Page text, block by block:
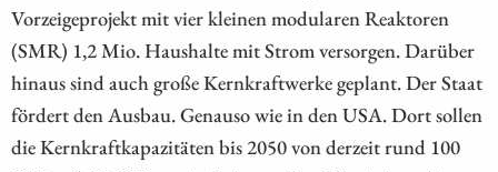
Vorzeigeprojekt mit vier kleinen modularen Reaktoren
(SMR) 1,2 Mio. Haushalte mit Strom versorgen. Darüber
hinaus sind auch große Kernkraftwerke geplant. Der Staat
fördert den Ausbau. Genauso wie in den USA. Dort sollen
die Kernkraftkapazitäten bis 2050 von derzeit rund 100